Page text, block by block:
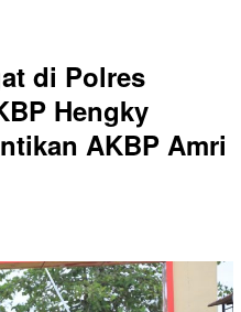
di Polres
Hengky
AKBP Amri